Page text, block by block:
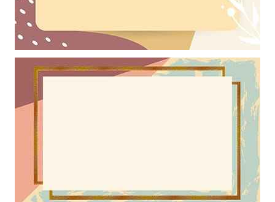
Khung ảnh nền powerpoint với khung hình vàng cam và điểm nhấn
là những chấm sáng cùng lá cây